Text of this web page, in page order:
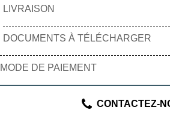
LIVRAISON
DOCUMENTS À TÉLÉCHARGER
MODE DE PAIEMENT
CONTACTEZ-